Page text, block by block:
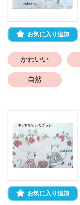
お気に入り追加
かわいい
自然
お気に入り追加